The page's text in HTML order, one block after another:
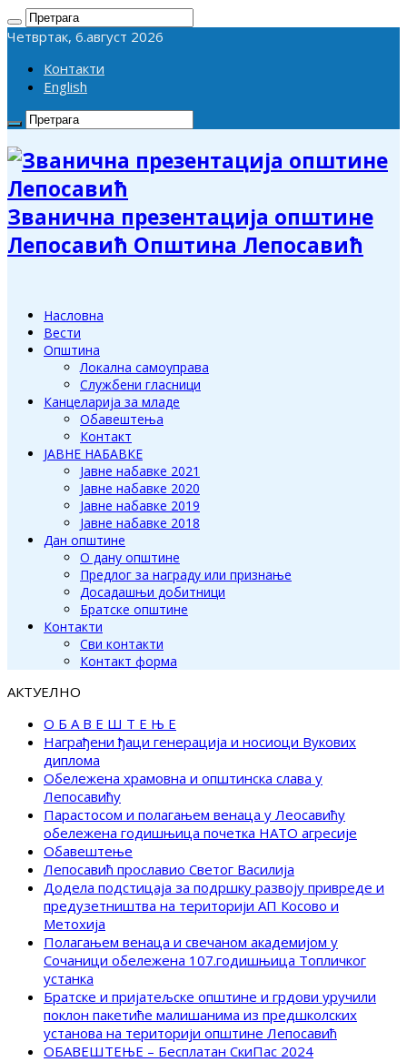
Четвртак, 6.август 2026
Контакти
English
Званична презентација општине
Лепосавић Општина Лепосавић
Насловна
Вести
Општина
Локална самоуправа
Службени гласници
Канцеларија за младе
Обавештења
Контакт
ЈАВНЕ НАБАВКЕ
Јавне набавке 2021
Јавне набавке 2020
Јавне набавке 2019
Јавне набавке 2018
Дан општине
О дану општине
Предлог за награду или признање
Досадашњи добитници
Братске општине
Контакти
Сви контакти
Контакт форма
АКТУЕЛНО
О Б А В Е Ш Т Е Њ Е
Награђени ђаци генерација и носиоци Вукових
диплома
Обележена храмовна и општинска слава у
Лепосавићу
Парастосом и полагањем венаца у Леосавићу
обележена годишњица почетка НАТО агресије
Обавештење
Лепосавић прославио Светог Василија
Додела подстицаја за подршку развоју привреде и
предузетништва на територији АП Косово и
Метохија
Полагањем венаца и свечаном академијом у
Сочаници обележена 107.годишњица Топличког
устанка
Братске и пријатељске општине и грдови уручили
поклон пакетиће малишанима из предшколских
установа на територији општине Лепосавић
ОБАВЕШТЕЊЕ – Бесплатан СкиПас 2024